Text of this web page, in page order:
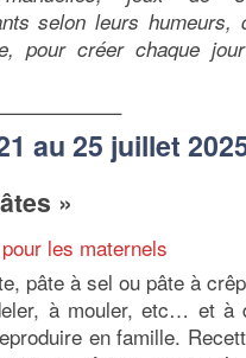
selon leurs humeurs,
pour créer chaque
au 25 juillet
»
les maternels
pâte à sel ou pâte à
à mouler, etc… et à
en famille.